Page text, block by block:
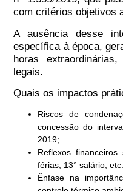
com critérios objetivos
A ausência desse
específica à época,
horas extraordinárias,
legais.
Quais os impactos
Riscos de
concessão do
2019;
Reflexos financeiros
férias, 13° salário,
Ênfase na